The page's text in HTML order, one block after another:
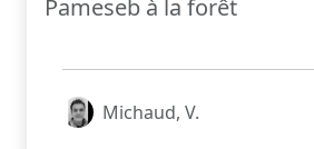
Pameseb à la forêt
Michaud, V.